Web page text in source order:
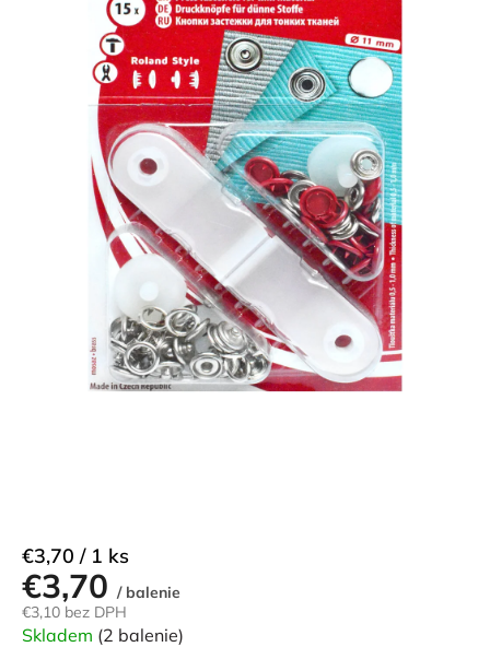
€3,70 / balenie
€3,10 bez DPH
Jednotková
cena:
€3,70 / 1 ks
Skladem (2 balenie)